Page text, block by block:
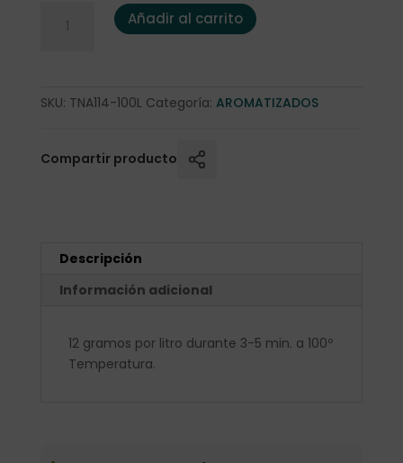
Té Negro Supremo de Vainilla 100 gr en lata cantidad
Añadir al carrito
SKU: TNA114-100L Categoría: AROMATIZADOS
Compartir producto
Descripción
Información adicional
12 gramos por litro durante 3-5 min. a 100º
Temperatura.